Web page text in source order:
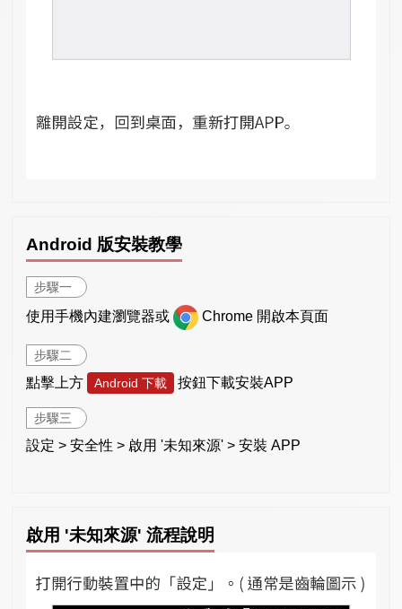
Android 版安裝教學
步驟一
使用手機內建瀏覽器或 Chrome 開啟本頁面
步驟二
點擊上方 Android 下載 按鈕下載安裝APP
步驟三
設定 > 安全性 > 啟用 '未知來源' > 安裝 APP
啟用 '未知來源' 流程說明